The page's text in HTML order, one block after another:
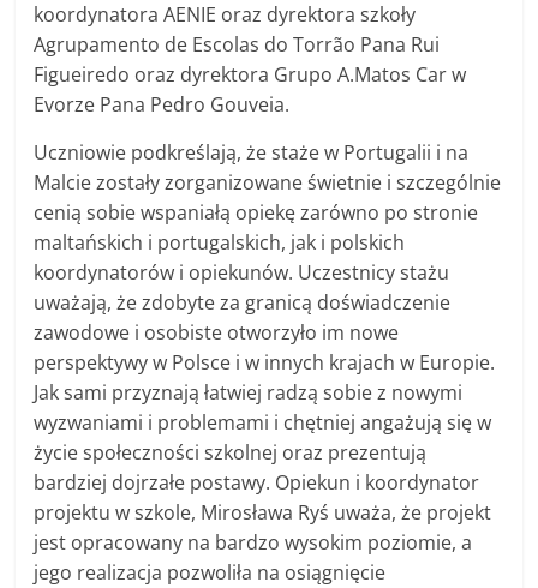
koordynatora AENIE oraz dyrektora szkoły
Agrupamento de Escolas do Torrão Pana Rui
Figueiredo oraz dyrektora Grupo A.Matos Car w
Evorze Pana Pedro Gouveia.
Uczniowie podkreślają, że staże w Portugalii i na
Malcie zostały zorganizowane świetnie i szczególnie
cenią sobie wspaniałą opiekę zarówno po stronie
maltańskich i portugalskich, jak i polskich
koordynatorów i opiekunów. Uczestnicy stażu
uważają, że zdobyte za granicą doświadczenie
zawodowe i osobiste otworzyło im nowe
perspektywy w Polsce i w innych krajach w Europie.
Jak sami przyznają łatwiej radzą sobie z nowymi
wyzwaniami i problemami i chętniej angażują się w
życie społeczności szkolnej oraz prezentują
bardziej dojrzałe postawy. Opiekun i koordynator
projektu w szkole, Mirosława Ryś uważa, że projekt
jest opracowany na bardzo wysokim poziomie, a
jego realizacja pozwoliła na osiągnięcie